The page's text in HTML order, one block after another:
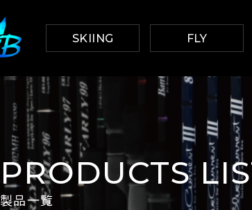
SKIING FLY
PRODUCTS
製品一覧